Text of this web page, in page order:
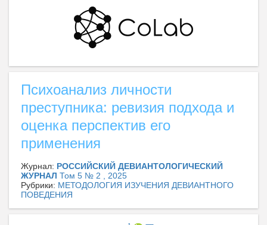
Психоанализ личности
преступника: ревизия подхода и
оценка перспектив его
применения
Журнал: РОССИЙСКИЙ ДЕВИАНТОЛОГИЧЕСКИЙ
ЖУРНАЛ Том 5 № 2 , 2025
Рубрики: МЕТОДОЛОГИЯ ИЗУЧЕНИЯ ДЕВИАНТНОГО
ПОВЕДЕНИЯ